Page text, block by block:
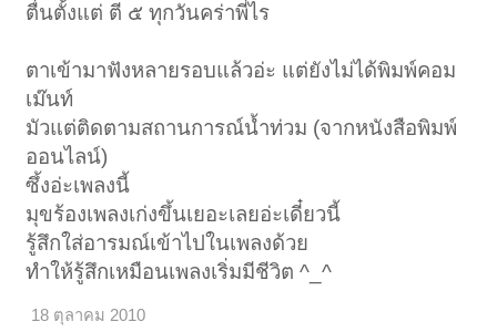
ตื่นตั้งแต่ ตี ๕ ทุกวันคร่าพี่ไร
ตาเข้ามาฟังหลายรอบแล้วอ่ะ แต่ยังไม่ได้พิมพ์คอม
เม๊นท์
มัวแต่ติดตามสถานการณ์น้ำท่วม (จากหนังสือพิมพ์
ออนไลน์)
ซึ้งอ่ะเพลงนี้
มุขร้องเพลงเก่งขึ้นเยอะเลยอ่ะเดี๋ยวนี้
รู้สึกใส่อารมณ์เข้าไปในเพลงด้วย
ทำให้รู้สึกเหมือนเพลงเริ่มมีชีวิต ^_^
18 ตุลาคม 2010